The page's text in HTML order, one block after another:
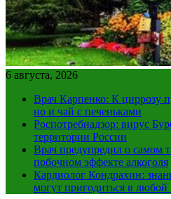
6 августа, 2026
Врач Карпенко: К циррозу
но и чай с печеньками
Роспотребнадзор: вирус
территории России
Врач предупредил о самом
побочном эффекте алкоголя
Кардиолог Кондрахин:
могут пригодиться в